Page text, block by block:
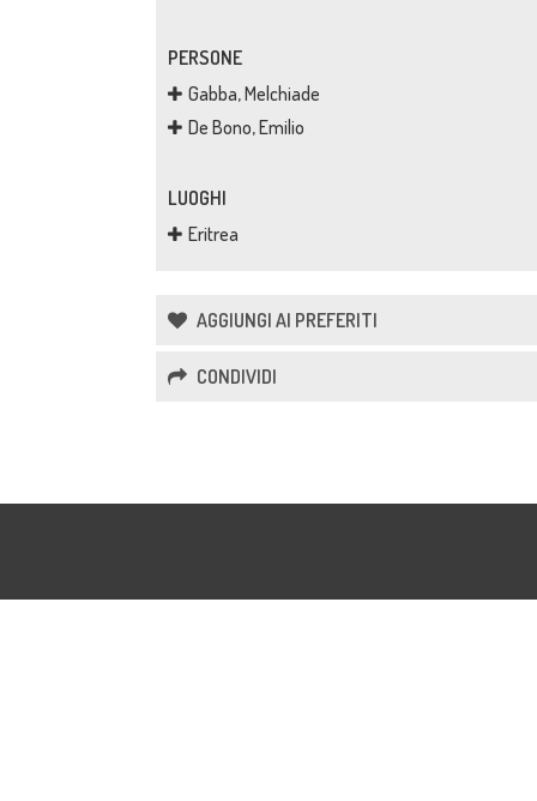
PERSONE
Gabba, Melchiade
De Bono, Emilio
LUOGHI
Eritrea
AGGIUNGI AI PREFERITI
CONDIVIDI